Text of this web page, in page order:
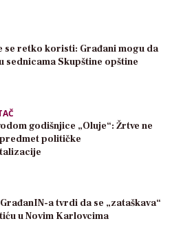
se retko koristi: Građani mogu da
sednicama Skupštine opštine
godišnjice „Oluje“: Žrtve ne
političke
a tvrdi da se „zataškava“
u Novim Karlovcima